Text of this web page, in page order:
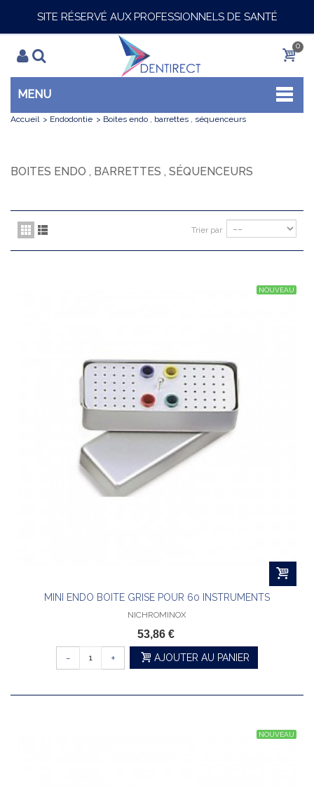
SITE RÉSERVÉ AUX PROFESSIONNELS DE SANTÉ
0
MENU
Accueil > Endodontie > Boites endo , barrettes , séquenceurs
BOITES ENDO , BARRETTES , SÉQUENCEURS
Trier par
NOUVEAU
MINI ENDO BOITE GRISE POUR 60 INSTRUMENTS
NICHROMINOX
53,86 €
- + AJOUTER AU PANIER
NOUVEAU